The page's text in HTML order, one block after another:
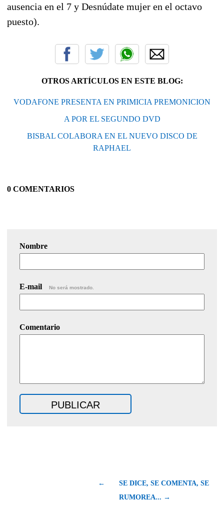
ausencia en el 7 y Desnúdate mujer en el octavo
puesto).
OTROS ARTÍCULOS EN ESTE BLOG:
VODAFONE PRESENTA EN PRIMICIA PREMONICION
A POR EL SEGUNDO DVD
BISBAL COLABORA EN EL NUEVO DISCO DE
RAPHAEL
0 COMENTARIOS
Nombre
E-mail No será mostrado.
Comentario
←
SE DICE, SE COMENTA, SE
RUMOREA... →